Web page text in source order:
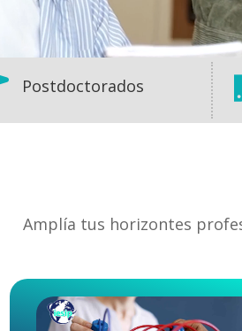
Postdoctorados
Amplía tus horizontes